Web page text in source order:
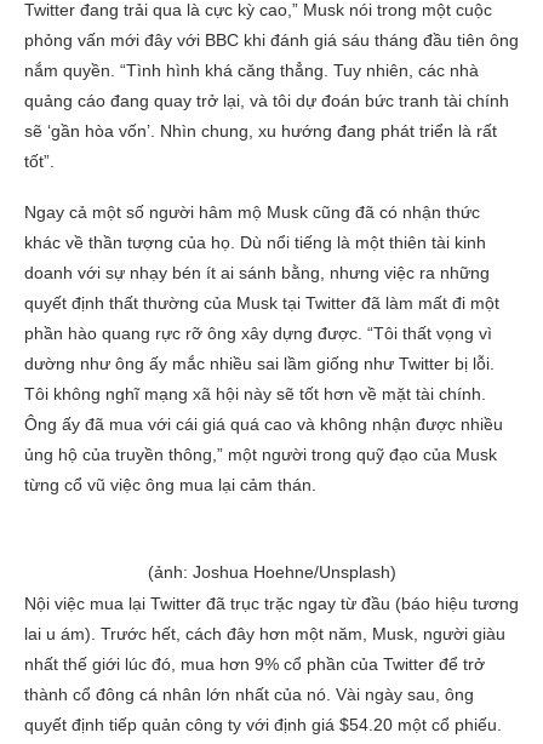
Twitter đang trải qua là cực kỳ cao,” Musk nói trong một cuộc
phỏng vấn mới đây với BBC khi đánh giá sáu tháng đầu tiên ông
nắm quyền. “Tình hình khá căng thẳng. Tuy nhiên, các nhà
quảng cáo đang quay trở lại, và tôi dự đoán bức tranh tài chính
sẽ ‘gần hòa vốn’. Nhìn chung, xu hướng đang phát triển là rất
tốt”.
Ngay cả một số người hâm mộ Musk cũng đã có nhận thức
khác về thần tượng của họ. Dù nổi tiếng là một thiên tài kinh
doanh với sự nhạy bén ít ai sánh bằng, nhưng việc ra những
quyết định thất thường của Musk tại Twitter đã làm mất đi một
phần hào quang rực rỡ ông xây dựng được. “Tôi thất vọng vì
dường như ông ấy mắc nhiều sai lầm giống như Twitter bị lỗi.
Tôi không nghĩ mạng xã hội này sẽ tốt hơn về mặt tài chính.
Ông ấy đã mua với cái giá quá cao và không nhận được nhiều
ủng hộ của truyền thông,” một người trong quỹ đạo của Musk
từng cổ vũ việc ông mua lại cảm thán.
(ảnh: Joshua Hoehne/Unsplash)
Nội việc mua lại Twitter đã trục trặc ngay từ đầu (báo hiệu tương
lai u ám). Trước hết, cách đây hơn một năm, Musk, người giàu
nhất thế giới lúc đó, mua hơn 9% cổ phần của Twitter để trở
thành cổ đông cá nhân lớn nhất của nó. Vài ngày sau, ông
quyết định tiếp quản công ty với định giá $54.20 một cổ phiếu.